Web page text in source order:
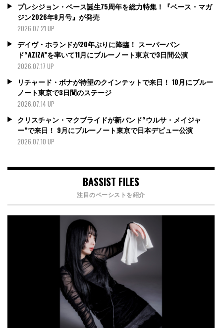
プレシジョン・ベース誕生75周年を総力特集！『ベース・マガ
ジン2026年8月号』が発売
2026.07.21 UP
デイヴ・ホランドが20年ぶりに降臨！ スーパーバン
ド“AZIZA”を率いて11月にブルーノート東京で3日間公演
2026.07.17 UP
リチャード・ボナが待望のクインテットで来日！ 10月にブルー
ノート東京で3日間のステージ
2026.07.14 UP
クリスチャン・マクブライドが新バンド“ウルサ・メイジャ
ー”で来日！ 9月にブルーノート東京で日本デビュー公演
2026.07.10 UP
BASSIST FILES
注目のベーシストを紹介